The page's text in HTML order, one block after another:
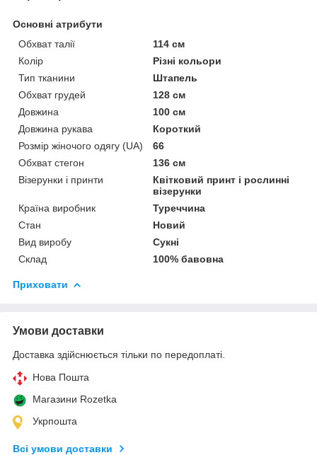
Основні атрибути
Обхват талії
114 см
Колір
Різні кольори
Тип тканини
Штапель
Обхват грудей
128 см
Довжина
100 см
Довжина рукава
Короткий
Розмір жіночого одягу (UA)
66
Обхват стегон
136 см
Візерунки і принти
Квітковий принт і рослинні
візерунки
Країна виробник
Туреччина
Стан
Новий
Вид виробу
Сукні
Склад
100% бавовна
Приховати
Умови доставки
Доставка здійснюється тільки по передоплаті.
Нова Пошта
Магазини Rozetka
Укрпошта
Всі умови доставки